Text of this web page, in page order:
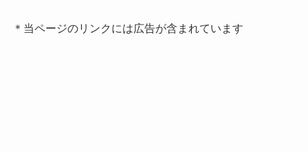
＊当ページのリンクには広告が含まれています